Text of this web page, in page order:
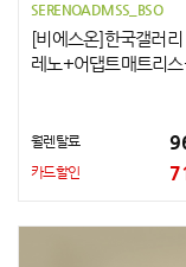
SERENOADMSS_BSO
[비에스온]한국갤러리
레노+어댑트매트리
월렌탈료
카드할인